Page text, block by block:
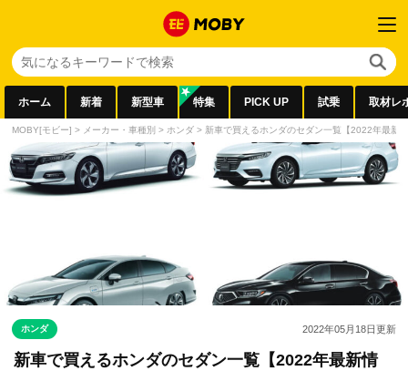
ホーム 新着 新型車 特集 PICK UP 試乗 取材レ
MOBY[モビー] > メーカー・車種別 > ホンダ > 新車で買えるホンダのセダン一覧【2022年最新
ホンダ 2022年05月18日更新
新車で買えるホンダのセダン一覧【2022年最新情